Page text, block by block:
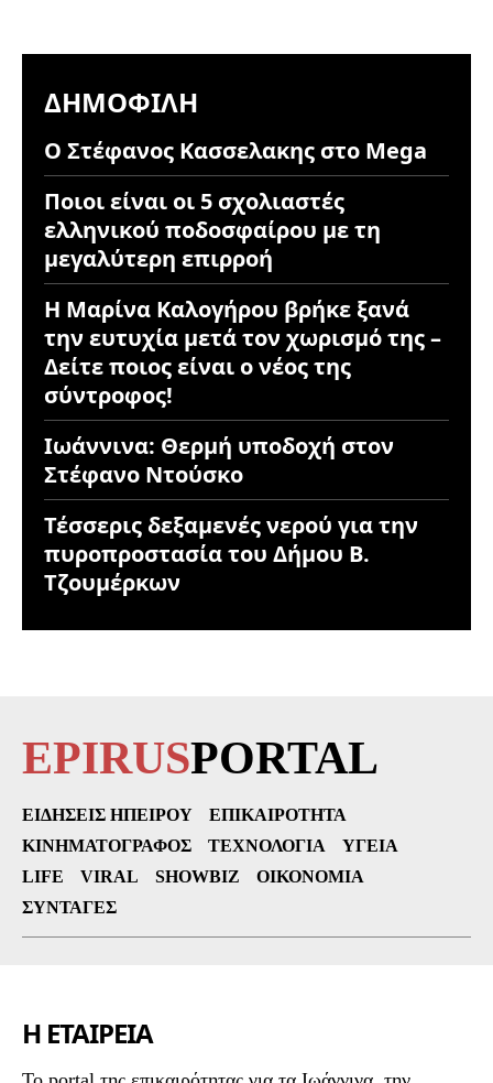
ΔΗΜΟΦΙΛΉ
Ο Στέφανος Κασσελακης στο Mega
Ποιοι είναι οι 5 σχολιαστές
ελληνικού ποδοσφαίρου με τη
μεγαλύτερη επιρροή
Η Μαρίνα Καλογήρου βρήκε ξανά
την ευτυχία μετά τον χωρισμό της –
Δείτε ποιος είναι ο νέος της
σύντροφος!
Ιωάννινα: Θερμή υποδοχή στον
Στέφανο Ντούσκο
Τέσσερις δεξαμενές νερού για την
πυροπροστασία του Δήμου Β.
Τζουμέρκων
EPIRUSPORTAL
ΕΙΔΉΣΕΙΣ ΗΠΕΊΡΟΥ
ΕΠΙΚΑΙΡΌΤΗΤΑ
ΚΙΝΗΜΑΤΟΓΡΆΦΟΣ
ΤΕΧΝΟΛΟΓΊΑ
ΥΓΕΊΑ
LIFE
VIRAL SHOWBIZ
ΟΙΚΟΝΟΜΊΑ
ΣΥΝΤΑΓΈΣ
Η ΕΤΑΙΡΕΙΑ